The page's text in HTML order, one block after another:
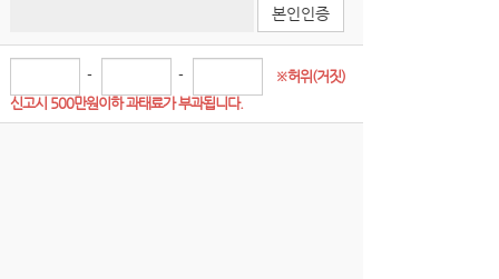
본인인증
- -
※허위(거짓)
신고시 500만원이하 과태료가 부과됩니다.